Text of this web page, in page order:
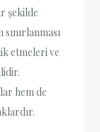
şekilde
etmeleri ve
hem de